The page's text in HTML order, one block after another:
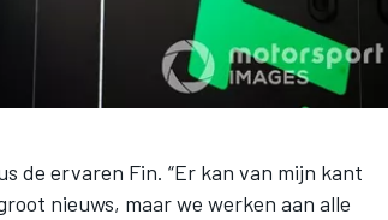
de ervaren Fin. “Er kan van mijn kant
nieuws, maar we werken aan alle